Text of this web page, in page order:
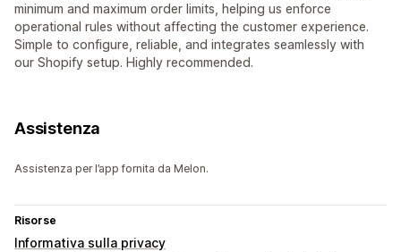
minimum and maximum order limits, helping us enforce
operational rules without affecting the customer experience.
Simple to configure, reliable, and integrates seamlessly with
our Shopify setup. Highly recommended.
Assistenza
Assistenza per l’app fornita da Melon.
Risorse
Informativa sulla privacy